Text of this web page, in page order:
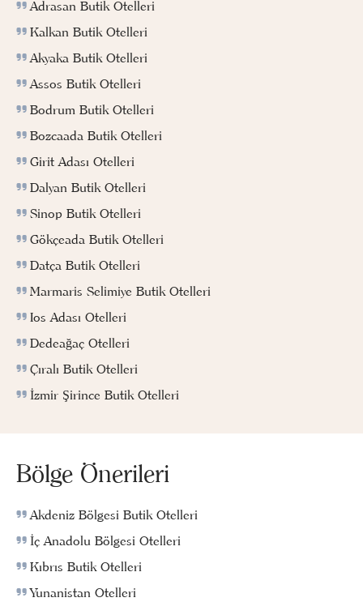
Adrasan Butik Otelleri
Kalkan Butik Otelleri
Akyaka Butik Otelleri
Assos Butik Otelleri
Bodrum Butik Otelleri
Bozcaada Butik Otelleri
Girit Adası Otelleri
Dalyan Butik Otelleri
Sinop Butik Otelleri
Gökçeada Butik Otelleri
Datça Butik Otelleri
Marmaris Selimiye Butik Otelleri
Ios Adası Otelleri
Dedeağaç Otelleri
Çıralı Butik Otelleri
İzmir Şirince Butik Otelleri
Bölge Önerileri
Akdeniz Bölgesi Butik Otelleri
İç Anadolu Bölgesi Otelleri
Kıbrıs Butik Otelleri
Yunanistan Otelleri